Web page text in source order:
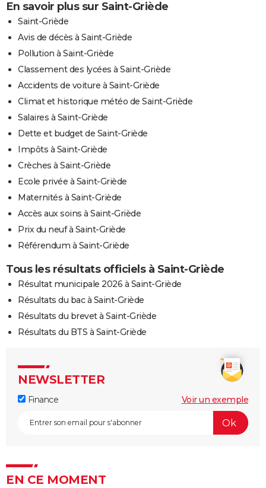
En savoir plus sur Saint-Griède
Saint-Griède
Avis de décès à Saint-Griède
Pollution à Saint-Griède
Classement des lycées à Saint-Griède
Accidents de voiture à Saint-Griède
Climat et historique météo de Saint-Griède
Salaires à Saint-Griède
Dette et budget de Saint-Griède
Impôts à Saint-Griède
Crèches à Saint-Griède
Ecole privée à Saint-Griède
Maternités à Saint-Griède
Accès aux soins à Saint-Griède
Prix du neuf à Saint-Griède
Référendum à Saint-Griède
Tous les résultats officiels à Saint-Griède
Résultat municipale 2026 à Saint-Griède
Résultats du bac à Saint-Griède
Résultats du brevet à Saint-Griède
Résultats du BTS à Saint-Griède
NEWSLETTER
Finance Voir un exemple
EN CE MOMENT